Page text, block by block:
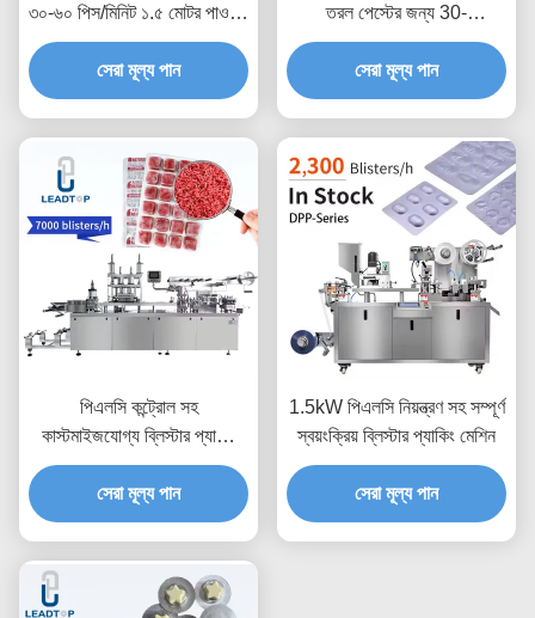
৩০-৬০ পিস/মিনিট ১.৫ মোটর পাওয়ার
সহ
সেরা মূল্য পান
তরল পেস্টের জন্য 30-
60pcs/min
সেরা মূল্য পান
পিএলসি কন্ট্রোল সহ
কাস্টমাইজযোগ্য ব্লিস্টার প্যাকিং
মেশিন 30-60pcs/min
সেরা মূল্য পান
1.5kW পিএলসি নিয়ন্ত্রণ সহ সম্পূর্ণ
স্বয়ংক্রিয় ব্লিস্টার প্যাকিং মেশিন
সেরা মূল্য পান